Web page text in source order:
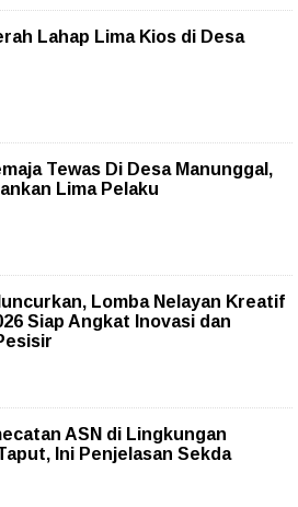
Lahap Lima Kios di Desa
Tewas Di Desa Manunggal,
Lima Pelaku
Lomba Nelayan Kreatif
Siap Angkat Inovasi dan
ASN di Lingkungan
Ini Penjelasan Sekda